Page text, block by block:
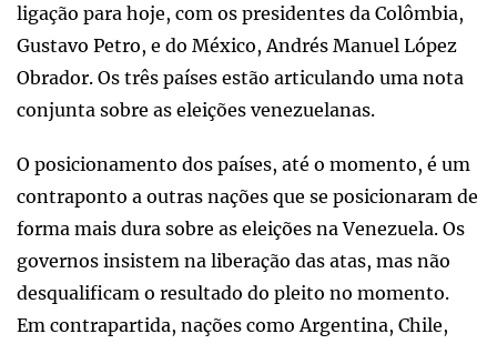
ligação para hoje, com os presidentes da Colômbia,
Gustavo Petro, e do México, Andrés Manuel López
Obrador. Os três países estão articulando uma nota
conjunta sobre as eleições venezuelanas.
O posicionamento dos países, até o momento, é um
contraponto a outras nações que se posicionaram de
forma mais dura sobre as eleições na Venezuela. Os
governos insistem na liberação das atas, mas não
desqualificam o resultado do pleito no momento.
Em contrapartida, nações como Argentina, Chile,